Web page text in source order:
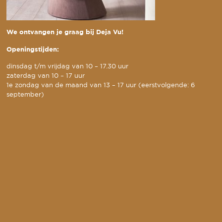
We ontvangen je graag bij Deja Vu!
Openingstijden:
dinsdag t/m vrijdag van 10 – 17.30 uur
zaterdag van 10 – 17 uur
1e zondag van de maand van 13 – 17 uur (eerstvolgende: 6
september)